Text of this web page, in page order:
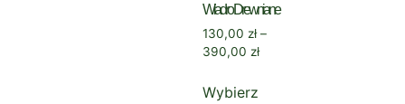
Wiadro Drewniane
130,00 zł –
390,00 zł
Wybierz